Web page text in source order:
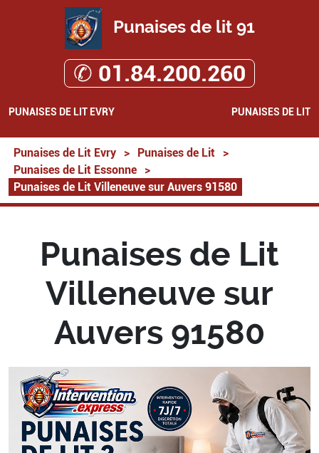
Punaises de lit 91
✆ 01.84.200.260
PUNAISES DE LIT EVRY PUNAISES DE LIT
Punaises de Lit Evry > Punaises de Lit
>
Punaises de Lit Essonne
>
Punaises de Lit Villeneuve sur Auvers 91580
Punaises de Lit
Villeneuve sur
Auvers 91580